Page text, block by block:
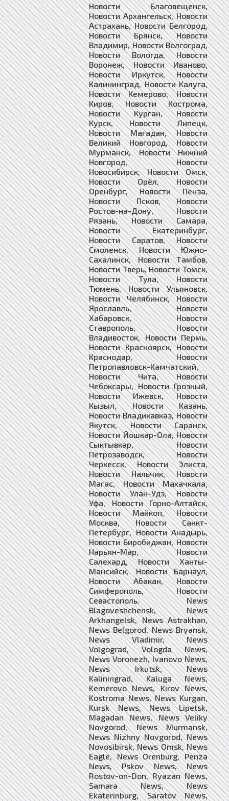
Новости Благовещенск,
Новости Архангельск, Новости
Астрахань, Новости Белгород,
Новости Брянск, Новости
Владимир, Новости Волгоград,
Новости Вологда, Новости
Воронеж, Новости Иваново,
Новости Иркутск, Новости
Калининград, Новости Калуга,
Новости Кемерово, Новости
Киров, Новости Кострома,
Новости Курган, Новости
Курск, Новости Липецк,
Новости Магадан, Новости
Великий Новгород, Новости
Мурманск, Новости Нижний
Новгород, Новости
Новосибирск, Новости Омск,
Новости Орёл, Новости
Оренбург, Новости Пенза,
Новости Псков, Новости
Ростов-на-Дону, Новости
Рязань, Новости Самара,
Новости Екатеринбург,
Новости Саратов, Новости
Смоленск, Новости Южно-
Сахалинск, Новости Тамбов,
Новости Тверь, Новости Томск,
Новости Тула, Новости
Тюмень, Новости Ульяновск,
Новости Челябинск, Новости
Ярославль, Новости
Хабаровск, Новости
Ставрополь, Новости
Владивосток, Новости Пермь,
Новости Красноярск, Новости
Краснодар, Новости
Петропавловск-Камчатский,
Новости Чита, Новости
Чебоксары, Новости Грозный,
Новости Ижевск, Новости
Кызыл, Новости Казань,
Новости Владикавказ, Новости
Якутск, Новости Саранск,
Новости Йошкар-Ола, Новости
Сыктывкар, Новости
Петрозаводск, Новости
Черкесск, Новости Элиста,
Новости Нальчик, Новости
Магас, Новости Махачкала,
Новости Улан-Удэ, Новости
Уфа, Новости Горно-Алтайск,
Новости Майкоп, Новости
Москва, Новости Санкт-
Петербург, Новости Анадырь,
Новости Биробиджан, Новости
Нарьян-Мар, Новости
Салехард, Новости Ханты-
Мансийск, Новости Барнаул,
Новости Абакан, Новости
Симферополь, Новости
Севастополь. News
Blagoveshchensk, News
Arkhangelsk, News Astrakhan,
News Belgorod, News Bryansk,
News Vladimir, News
Volgograd, Vologda News,
News Voronezh, Ivanovo News,
News Irkutsk, News
Kaliningrad, Kaluga News,
Kemerovo News, Kirov News,
Kostroma News, News Kurgan,
Kursk News, News Lipetsk,
Magadan News, News Veliky
Novgorod, News Murmansk,
News Nizhny Novgorod, News
Novosibirsk, News Omsk, News
Eagle, News Orenburg, Penza
News, Pskov News, News
Rostov-on-Don, Ryazan News,
Samara News, News
Ekaterinburg, Saratov News,